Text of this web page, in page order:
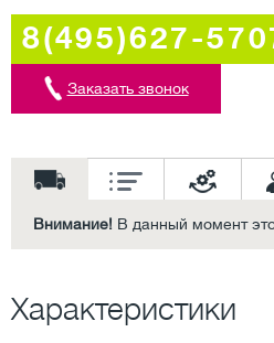
8(495)627-
Заказать звонок
Внимание! В данный момент
Характеристики